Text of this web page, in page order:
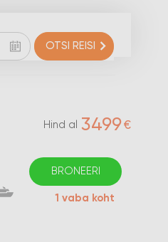
OTSI REISI
Hind al 3499€
BRONEERI
1 vaba koht